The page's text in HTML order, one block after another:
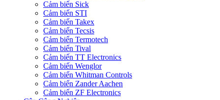
Cảm biến Sick
Cảm biến STI
Cảm biến Takex
Cảm biến Tecsis
Cảm biến Termotech
Cảm biến Tival
Cảm biến TT Electronics
Cảm biến Wenglor
Cảm biến Whitman Controls
Cảm biến Zander Aachen
Cảm biến ZF Electronics